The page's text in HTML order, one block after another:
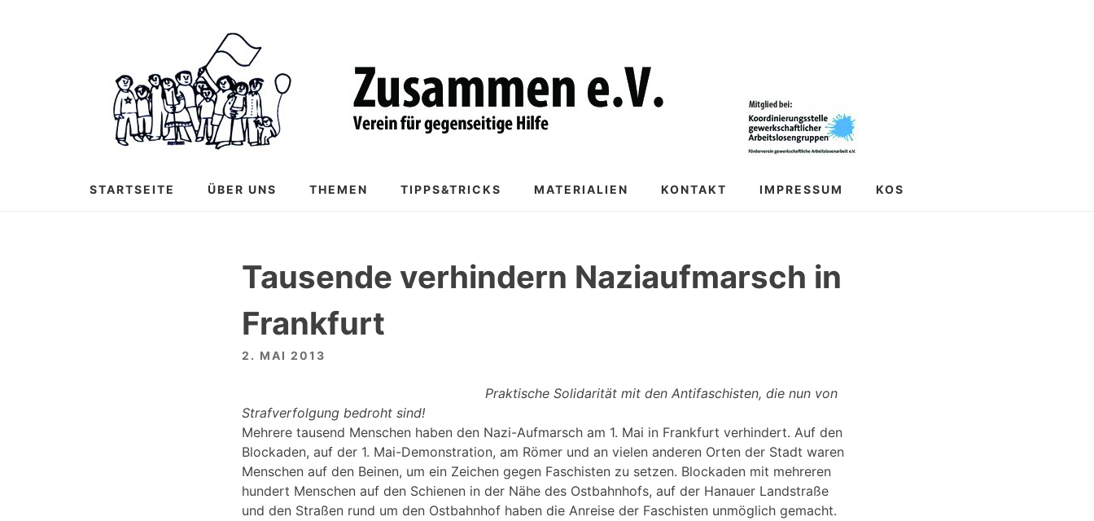
STARTSEITE ÜBER UNS THEMEN TIPPS&TRICKS MATERIALIEN KONTAKT IMPRESSUM KOS
Tausende verhindern Naziaufmarsch in
Frankfurt
2. MAI 2013
Praktische Solidarität mit den Antifaschisten, die nun von
Strafverfolgung bedroht sind!
Mehrere tausend Menschen haben den Nazi-Aufmarsch am 1. Mai in Frankfurt verhindert. Auf den
Blockaden, auf der 1. Mai-Demonstration, am Römer und an vielen anderen Orten der Stadt waren
Menschen auf den Beinen, um ein Zeichen gegen Faschisten zu setzen. Blockaden mit mehreren
hundert Menschen auf den Schienen in der Nähe des Ostbahnhofs, auf der Hanauer Landstraße
und den Straßen rund um den Ostbahnhof haben die Anreise der Faschisten unmöglich gemacht.